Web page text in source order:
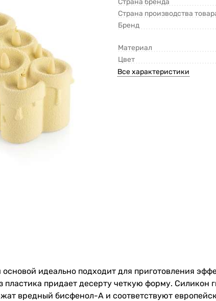
Страна бренда
Страна производства
Бренд
Материал
Цвет
Все характеристики
идеально подходит для приготовления
пластика придает десерту четкую форму.
вредный бисфенол-А и соответствуют